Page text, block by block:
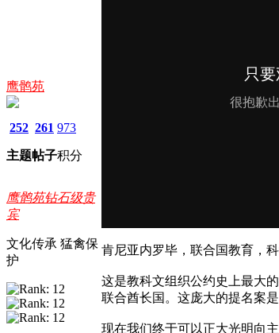
鹰鹘苑
252
主题
261
帖子
973
积分
鹰鹘苑钻石级贵
宾
文化传承 猛禽保
护
肯尼亚内罗毕，联合国教育，
这是教科文组织公约史上最大
联合酋长国。这庞大的提名案
现在我们终于可以正大光明向主